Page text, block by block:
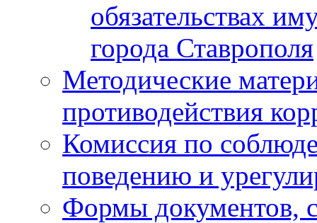
обязательствах
города Ставрополя
Методические
противодействия
Комиссия по
поведению и
Формы документов,